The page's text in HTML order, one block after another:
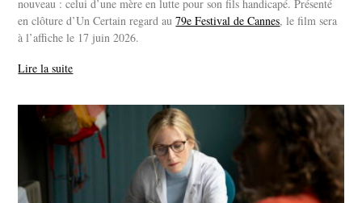
nouveau : celui d’une mère en lutte pour son fils handicapé. Présenté
en clôture d’Un Certain regard au79e Festival de Cannes, le film sera
à l’affiche le 17 juin 2026.
Lire la suite